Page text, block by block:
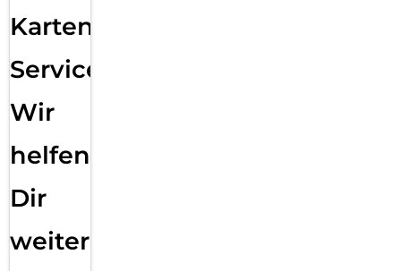
Karten
Service:
Wir
helfen
Dir
weiter